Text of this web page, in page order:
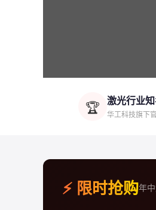
🏆 激光行业
华工科技旗下
⚡ 限时抢购年